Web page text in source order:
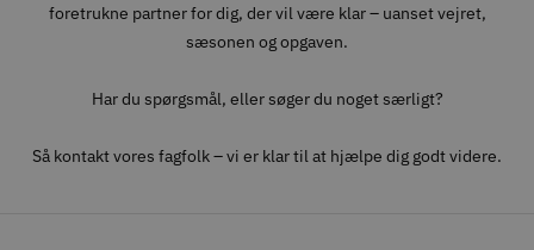
foretrukne partner for dig, der vil være klar – uanset vejret,
sæsonen og opgaven.
Har du spørgsmål, eller søger du noget særligt?
Så kontakt vores fagfolk – vi er klar til at hjælpe dig godt videre.